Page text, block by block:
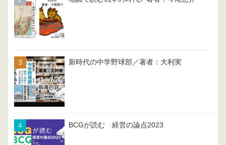
新時代の中学野球部／著者：大利実
BCGが読む 経営の論点2023